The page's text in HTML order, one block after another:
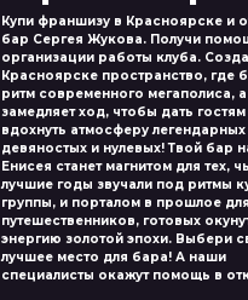
Купи франшизу в Красноярске и
бар Сергея Жукова. Получи
организации работы клуба.
Красноярске пространство, где
ритм современного мегаполиса,
замедляет ход, чтобы дать гостям
вдохнуть атмосферу легендарных
девяностых и нулевых! Твой бар
Енисея станет магнитом для тех,
лучшие годы звучали под ритмы
группы, и порталом в прошлое для
путешественников, готовых
энергию золотой эпохи. Выбери
лучшее место для бара! А наши
специалисты окажут помощь в